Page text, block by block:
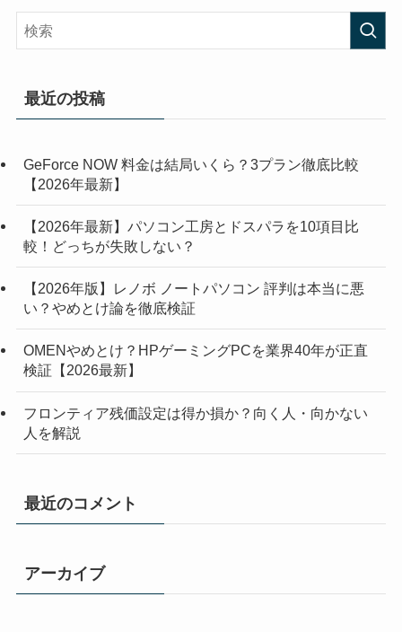
最近の投稿
GeForce NOW 料金は結局いくら？3プラン徹底比較
【2026年最新】
【2026年最新】パソコン工房とドスパラを10項目比
較！どっちが失敗しない？
【2026年版】レノボ ノートパソコン 評判は本当に悪
い？やめとけ論を徹底検証
OMENやめとけ？HPゲーミングPCを業界40年が正直
検証【2026最新】
フロンティア残価設定は得か損か？向く人・向かない
人を解説
最近のコメント
アーカイブ